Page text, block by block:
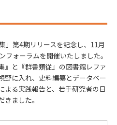
」第4期リリースを記念し、11月
フォーラムを開催いたしました。
』と『群書類従』の図書館レファ
野に入れ、史料編纂とデータベー
よる実践報告と、若手研究者の日
ました。